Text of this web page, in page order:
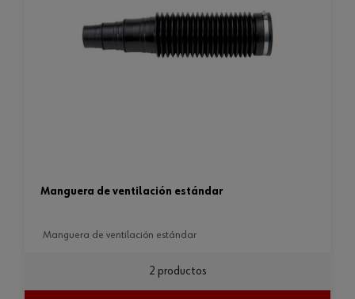
manguera de ventilación estándar
manguera de ventilación estándar
2 productos